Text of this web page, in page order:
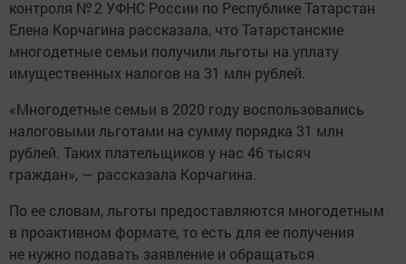
контроля № 2 УФНС России по Республике Татарстан
Елена Корчагина рассказала, что Татарстанские
многодетные семьи получили льготы на уплату
имущественных налогов на 31 млн рублей.
«Многодетные семьи в 2020 году воспользовались
налоговыми льготами на сумму порядка 31 млн
рублей. Таких плательщиков у нас 46 тысяч
граждан», — рассказала Корчагина.
По ее словам, льготы предоставляются многодетным
в проактивном формате, то есть для ее получения
не нужно подавать заявление и обращаться